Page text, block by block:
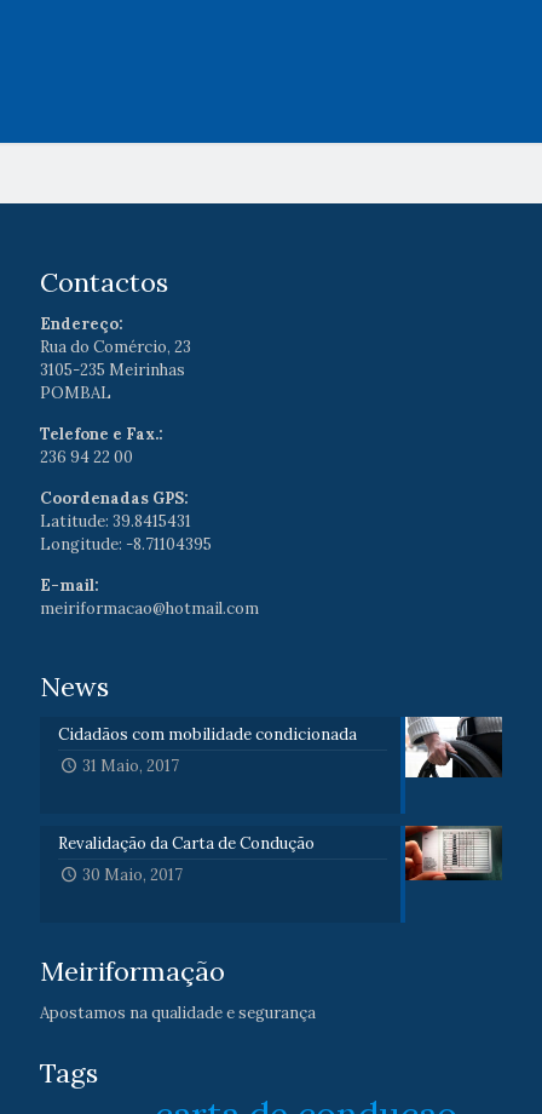
Contactos
Endereço:
Rua do Comércio, 23
3105-235 Meirinhas
POMBAL
Telefone e Fax.:
236 94 22 00
Coordenadas GPS:
Latitude: 39.8415431
Longitude: -8.71104395
E-mail:
meiriformacao@hotmail.com
News
Cidadãos com mobilidade condicionada
31 Maio, 2017
Revalidação da Carta de Condução
30 Maio, 2017
Meiriformação
Apostamos na qualidade e segurança
Tags